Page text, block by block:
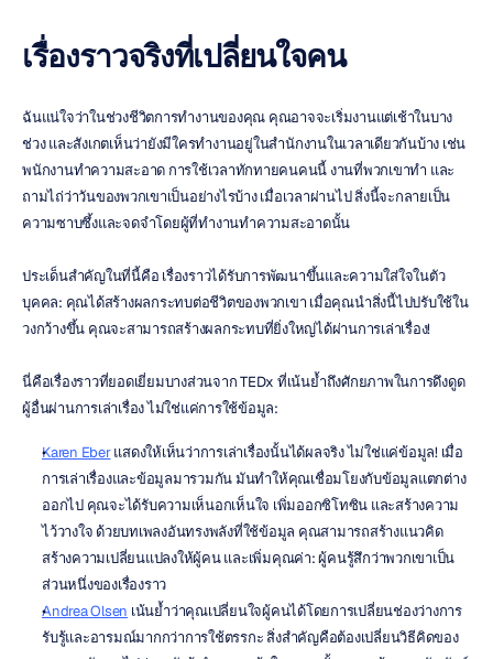
เรื่องราวจริงที่เปลี่ยนใจคน
ฉันแน่ใจว่าในช่วงชีวิตการทำงานของคุณ คุณอาจจะเริ่มงานแต่เช้าในบาง
ช่วง และสังเกตเห็นว่ายังมีใครทำงานอยู่ในสำนักงานในเวลาเดียวกันบ้าง เช่น
พนักงานทำความสะอาด การใช้เวลาทักทายคนคนนี้ งานที่พวกเขาทำ และ
ถามไถ่ว่าวันของพวกเขาเป็นอย่างไรบ้าง เมื่อเวลาผ่านไป สิ่งนี้จะกลายเป็น
ความซาบซึ้งและจดจำโดยผู้ที่ทำงานทำความสะอาดนั้น
ประเด็นสำคัญในที่นี้คือ เรื่องราวได้รับการพัฒนาขึ้นและความใส่ใจในตัว
บุคคล: คุณได้สร้างผลกระทบต่อชีวิตของพวกเขา เมื่อคุณนำสิ่งนี้ไปปรับใช้ใน
วงกว้างขึ้น คุณจะสามารถสร้างผลกระทบที่ยิ่งใหญ่ได้ผ่านการเล่าเรื่อง!
นี่คือเรื่องราวที่ยอดเยี่ยมบางส่วนจาก TEDx ที่เน้นย้ำถึงศักยภาพในการดึงดูด
ผู้อื่นผ่านการเล่าเรื่อง ไม่ใช่แค่การใช้ข้อมูล:
Karen Eber แสดงให้เห็นว่าการเล่าเรื่องนั้นได้ผลจริง ไม่ใช่แค่ข้อมูล! เมื่อ
การเล่าเรื่องและข้อมูลมารวมกัน มันทำให้คุณเชื่อมโยงกับข้อมูลแตกต่าง
ออกไป คุณจะได้รับความเห็นอกเห็นใจ เพิ่มออกซิโทซิน และสร้างความ
ไว้วางใจ ด้วยบทเพลงอันทรงพลังที่ใช้ข้อมูล คุณสามารถสร้างแนวคิด
สร้างความเปลี่ยนแปลงให้ผู้คน และเพิ่มคุณค่า: ผู้คนรู้สึกว่าพวกเขาเป็น
ส่วนหนึ่งของเรื่องราว
Andrea Olsen เน้นย้ำว่าคุณเปลี่ยนใจผู้คนได้โดยการเปลี่ยนช่องว่างการ
รับรู้และอารมณ์มากกว่าการใช้ตรรกะ สิ่งสำคัญคือต้องเปลี่ยนวิธีคิดของ